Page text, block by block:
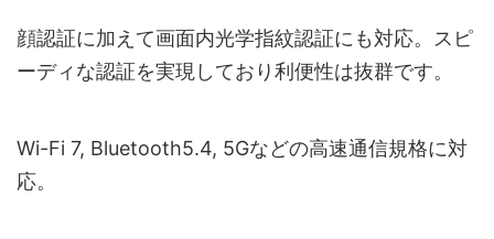
顔認証に加えて画面内光学指紋認証にも対応。スピ
ーディな認証を実現しており利便性は抜群です。
Wi-Fi 7, Bluetooth5.4, 5Gなどの高速通信規格に対
応。